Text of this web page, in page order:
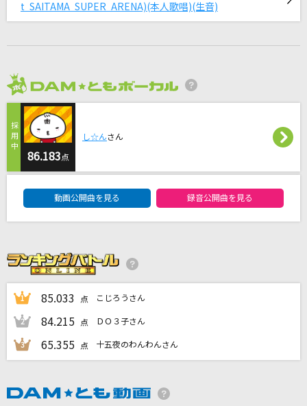
秦 基博
カンタレラ～grace edition～
Only My Love
松田聖子
瀬戸の花嫁
Kiss and Cry
カラオケ最新情報をチェック！
カラオケをもっと楽しもう！
t SAITAMA SUPER ARENA)(本人歌唱)(生音)
86.183点
し☆んさん
動画公開曲を見る 録音公開曲を見る
1 85.033 点 こじろうさん
2 84.215 点 ＤＯ３子さん
3 65.355 点 十五夜のわんわんさん